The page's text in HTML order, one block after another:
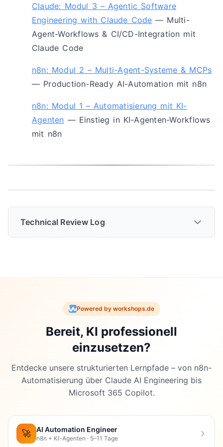
Claude: Modul 3 – Agentic Software
Engineering with Claude Code — Multi-
Agent-Workflows & CI/CD-Integration mit
Claude Code
n8n: Modul 2 – Multi-Agent-Systeme & MCPs
— Production-Ready AI-Automation mit n8n
n8n: Modul 1 – Automatisierung mit KI-
Agenten — Einstieg in KI-Agenten-Workflows
mit n8n
Technical Review Log
Technical Review vom
Review-Status: PASSED_WITH_CHANGES
Vorgenommene Änderungen:
Vergleichstabelle (Zeile 4569-4884)
von ”❌ Sequenziell” auf ”✅ Parallel Agents (seit
2025)” korrigiert - Cursor unterstützt seit 2025
native Parallel Agents via Git Worktrees
Powered by workshops.de
Bereit, KI professionell
einzusetzen?
Entdecke unsere strukturierten Lernpfade – von n8n-
Automatisierung über Claude AI Engineering bis
Microsoft 365 Copilot.
🚀 AI Automation Engineer
n8n + KI-Agenten · 5–11 Tage